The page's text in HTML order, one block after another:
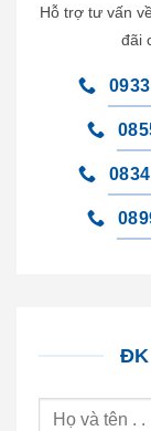
Hỗ trợ tư vấn
đãi
ĐK